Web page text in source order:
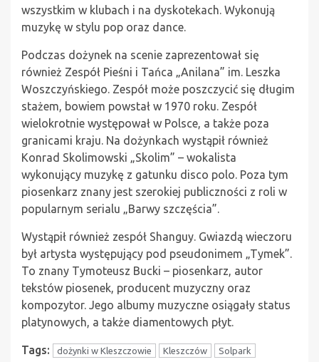
wszystkim w klubach i na dyskotekach. Wykonują
muzykę w stylu pop oraz dance.
Podczas dożynek na scenie zaprezentował się
również Zespół Pieśni i Tańca „Anilana” im. Leszka
Woszczyńskiego. Zespół może poszczycić się długim
stażem, bowiem powstał w 1970 roku. Zespół
wielokrotnie występował w Polsce, a także poza
granicami kraju. Na dożynkach wystąpił również
Konrad Skolimowski „Skolim” – wokalista
wykonujący muzykę z gatunku disco polo. Poza tym
piosenkarz znany jest szerokiej publiczności z roli w
popularnym serialu „Barwy szczęścia”.
Wystąpił również zespół Shanguy. Gwiazdą wieczoru
był artysta występujący pod pseudonimem „Tymek”.
To znany Tymoteusz Bucki – piosenkarz, autor
tekstów piosenek, producent muzyczny oraz
kompozytor. Jego albumy muzyczne osiągały status
platynowych, a także diamentowych płyt.
Tags: dożynki w Kleszczowie Kleszczów Solpark